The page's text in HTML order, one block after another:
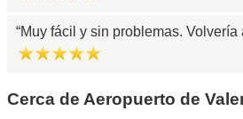
Muy fácil y sin problemas. Volvería
Cerca de Aeropuerto de